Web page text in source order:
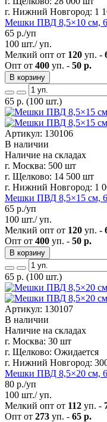
г. Нижний Новгород: 1
Мешки ПВД 8,5×10 см,
65 р./уп
100 шт./ уп.
Мелкий опт от 120 уп. -
Опт от 400 уп. - 50 р.
В корзину
65 р. (100 шт.)
Артикул: 130106
В наличии
Наличие на складах
г. Москва: 500 шт
г. Щелково: 14 500 шт
г. Нижний Новгород: 1
Мешки ПВД 8,5×15 см,
65 р./уп
100 шт./ уп.
Мелкий опт от 120 уп. -
Опт от 400 уп. - 50 р.
В корзину
65 р. (100 шт.)
Артикул: 130107
В наличии
Наличие на складах
г. Москва: 30 шт
г. Щелково: Ожидается
г. Нижний Новгород:
Мешки ПВД 8,5×20 см,
80 р./уп
100 шт./ уп.
Мелкий опт от 112 уп. -
Опт от 273 уп. - 65 р.